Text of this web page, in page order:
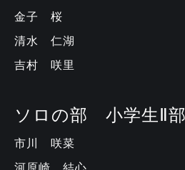
金子 桜
清水 仁湖
吉村 咲里
ソロの部 小学生Ⅱ
市川 咲菜